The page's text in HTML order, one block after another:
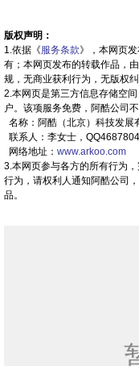
版权声明：
1.依据《服务条款》，本网页
有；本网页发布的转载作品，
规，无商业获利行为，无版权纠
2.本网页是第三方信息存储空
户。该项服务免费，阿酷公司
名称：阿酷（北京）科技发展
联系人：李女士，
网络地址： www.arkoo.com
3.本网页参与各方的所有行为
行为，请权利人通知阿酷公司
品。